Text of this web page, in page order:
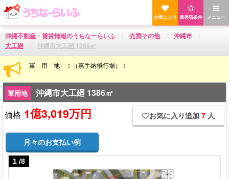
メニュー
保存済条件
お気に入り
沖縄不動産・賃貸情報のうちなーらいふ 売買その他
沖縄市
大工廻
沖縄市大工廻 1386㎡
軍 用 地 ！（嘉手納飛行場）！
軍用地
沖縄市大工廻 1386㎡
価格 1億3,019万円 お気に入り追加 7 人
月々のお支払い例
1 /8